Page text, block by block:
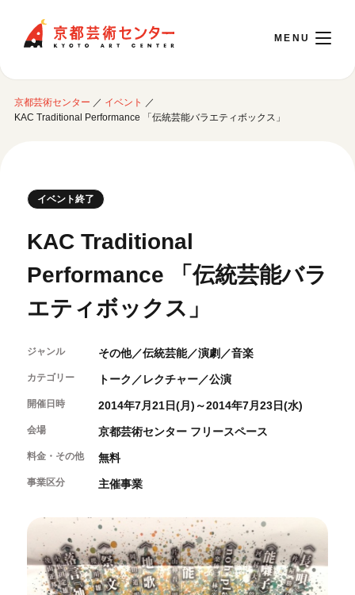
English
※チケット窓口は18:00まで／ギャラリー・図書室・情報コーナーは20:00まで／カ
ご利用案内
開館時間・アクセシビリティ
交通アクセス
カフェ・ショップ
よくあるご質問
開催中のイベント
月間スケジュール
センターのプログラム・事業
制作室を使う
制作室について
制作室の使用方法・募集要項
公募情報
KACサポーター
京都芸術センターについて
京都芸術センターってどんなところ？
京都芸術センターの歩み
概要・理念・運営体制
チケット情報
お知らせ
京都芸術センター ／ イベント ／
KAC Traditional Performance 「伝統芸能バラエティボックス」
イベント終了
KAC Traditional
Performance 「伝統芸能バラ
エティボックス」
ジャンル その他／伝統芸能／演劇／音楽
カテゴリー トーク／レクチャー／公演
開催日時 2014年7月21日(月)～2014年7月23日(水)
会場 京都芸術センター フリースペース
料金・その他 無料
事業区分 主催事業